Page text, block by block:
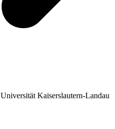
Kaiserslautern-Landau